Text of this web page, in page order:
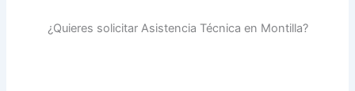
¿Quieres solicitar Asistencia Técnica en Montilla?